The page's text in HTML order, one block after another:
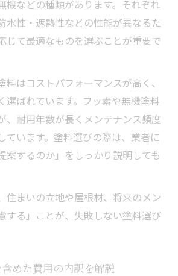
機などの種類があります。それぞれ
水性・遮熱性などの性能が異なるた
じて最適なものを選ぶことが重要で
はコストパフォーマンスが高く、
選ばれています。フッ素や無機塗料
、耐用年数が長くメンテナンス頻度
ています。塗料選びの際は、業者に
案するのか」をしっかり説明しても
住まいの立地や屋根材、将来のメン
する」ことが、失敗しない塗料選び
めた費用の内訳を解説